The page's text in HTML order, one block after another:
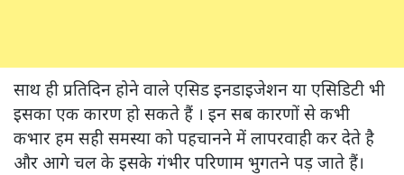
साथ ही प्रतिदिन होने वाले एसिड इनडाइजेशन या एसिडिटी भी
इसका एक कारण हो सकते हैं । इन सब कारणों से कभी
कभार हम सही समस्या को पहचानने में लापरवाही कर देते है
और आगे चल के इसके गंभीर परिणाम भुगतने पड़ जाते हैं।